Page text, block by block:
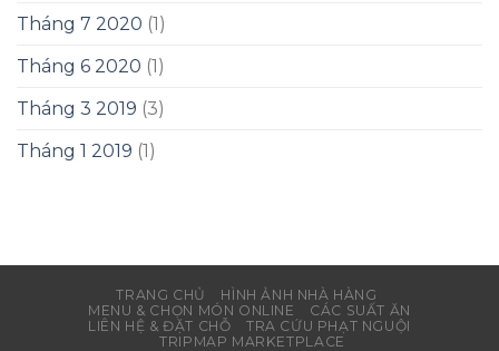
Tháng 7 2020 (1)
Tháng 6 2020 (1)
Tháng 3 2019 (3)
Tháng 1 2019 (1)
TRANG CHỦ
HÌNH ẢNH NHÀ HÀNG
MENU & CHỌN MÓN ONLINE
CÁC SUẤT ĂN
LIÊN HỆ & ĐẶT CHỖ
TRA CỨU PHẠT NGUỘI
TRIPMAP MARKETPLACE